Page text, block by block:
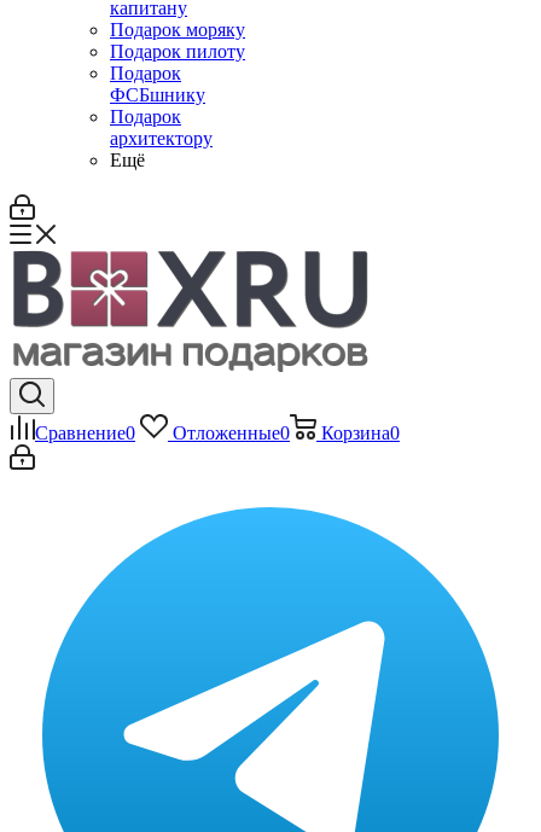
капитану
Подарок моряку
Подарок пилоту
Подарок
ФСБшнику
Подарок
архитектору
Ещё
Сравнение0 Отложенные0 Корзина0